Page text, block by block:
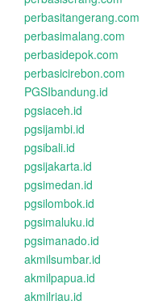
perbasitangerang.com
perbasimalang.com
perbasidepok.com
perbasicirebon.com
PGSIbandung.id
pgsiaceh.id
pgsijambi.id
pgsibali.id
pgsijakarta.id
pgsimedan.id
pgsilombok.id
pgsimaluku.id
pgsimanado.id
akmilsumbar.id
akmilpapua.id
akmilriau.id